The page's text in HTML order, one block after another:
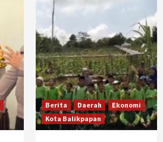
Berita Daerah
Ekonomi
Kota Balikpapan